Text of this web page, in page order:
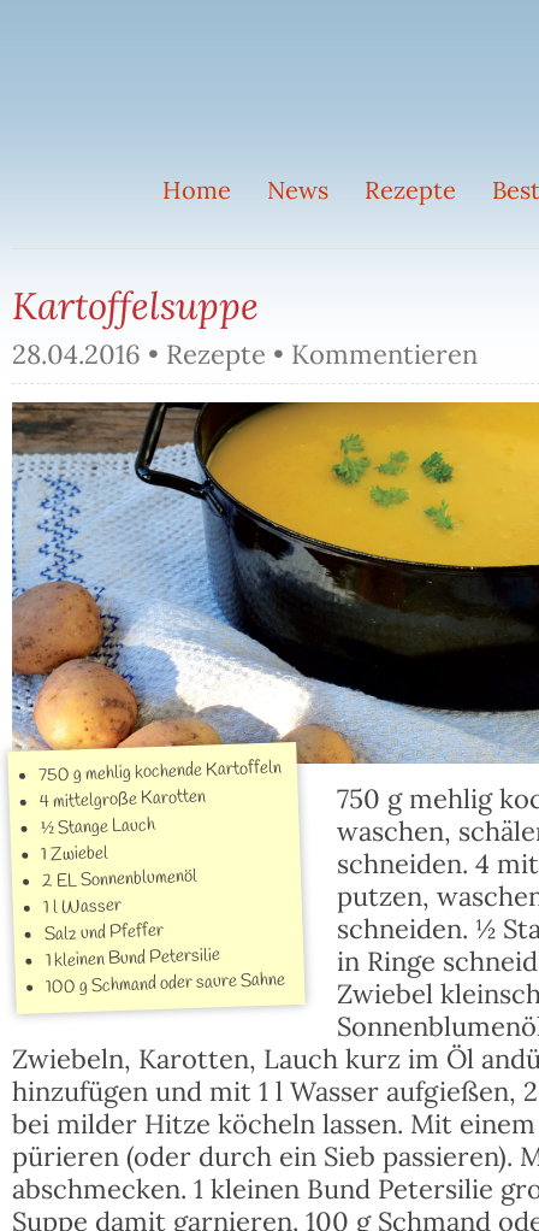
Home News Rezepte
Kartoffelsuppe
28.04.2016 • Rezepte • Kommentieren
750 g mehlig kochende Kartoffeln
4 mittelgroße Karotten
½ Stange Lauch
1 Zwiebel
2 EL Sonnenblumenöl
1 l Wasser
Salz und Pfeffer
1 kleinen Bund Petersilie
100 g Schmand oder saure Sahne
750 g mehlig
waschen,
schneiden. 4
putzen,
schneiden. ½
in Ringe
Zwiebel
Zwiebeln, Karotten, Lauch kurz im Öl
hinzufügen und mit 1 l Wasser aufgießen,
bei milder Hitze köcheln lassen. Mit
pürieren (oder durch ein Sieb passieren).
abschmecken. 1 kleinen Bund Petersilie
Suppe damit garnieren. 100 g Schmand